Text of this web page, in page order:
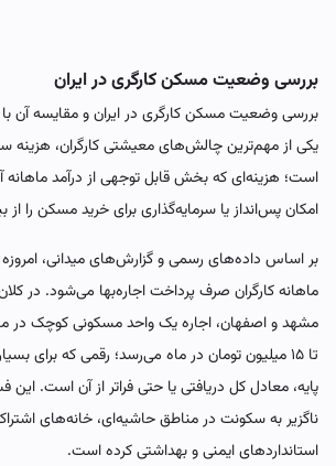
بررسی وضعیت مسکن کارگری در ایران
بررسی وضعیت مسکن کارگری در ایران و مقایسه آن
یکی از مهم‌ترین چالش‌های معیشتی کارگران، هزینه
است؛ هزینه‌ای که بخش قابل توجهی از درآمد ماهانه
امکان پس‌انداز یا سرمایه‌گذاری برای خرید مسکن را از
ماهانه کارگران صرف پرداخت اجاره‌بها می‌شود. در
تا ۱۵ میلیون تومان در ماه می‌رسد؛ رقمی که برای
پایه، معادل کل دریافتی یا حتی فراتر از آن است. این
ناگزیر به سکونت در مناطق حاشیه‌ای، خانه‌های
استانداردهای ایمنی و بهداشتی کرده است.